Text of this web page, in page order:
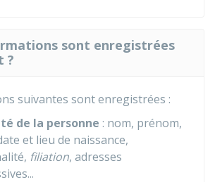
sont enregistrées
?
suivantes sont enregistrées :
de la personne : nom, prénom,
et lieu de naissance,
filiation, adresses